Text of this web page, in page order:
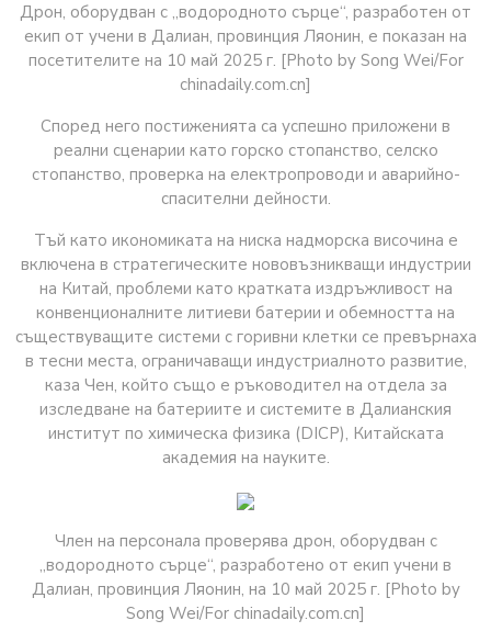
Дрон, оборудван с „водородното сърце“, разработен от
екип от учени в Далиан, провинция Ляонин, е показан на
посетителите на 10 май 2025 г. [Photo by Song Wei/For
chinadaily.com.cn]
Според него постиженията са успешно приложени в
реални сценарии като горско стопанство, селско
стопанство, проверка на електропроводи и аварийно-
спасителни дейности.
Тъй като икономиката на ниска надморска височина е
включена в стратегическите нововъзникващи индустрии
на Китай, проблеми като кратката издръжливост на
конвенционалните литиеви батерии и обемността на
съществуващите системи с горивни клетки се превърнаха
в тесни места, ограничаващи индустриалното развитие,
каза Чен, който също е ръководител на отдела за
изследване на батериите и системите в Далианския
институт по химическа физика (DICP), Китайската
академия на науките.
Член на персонала проверява дрон, оборудван с
„водородното сърце“, разработено от екип учени в
Далиан, провинция Ляонин, на 10 май 2025 г. [Photo by
Song Wei/For chinadaily.com.cn]